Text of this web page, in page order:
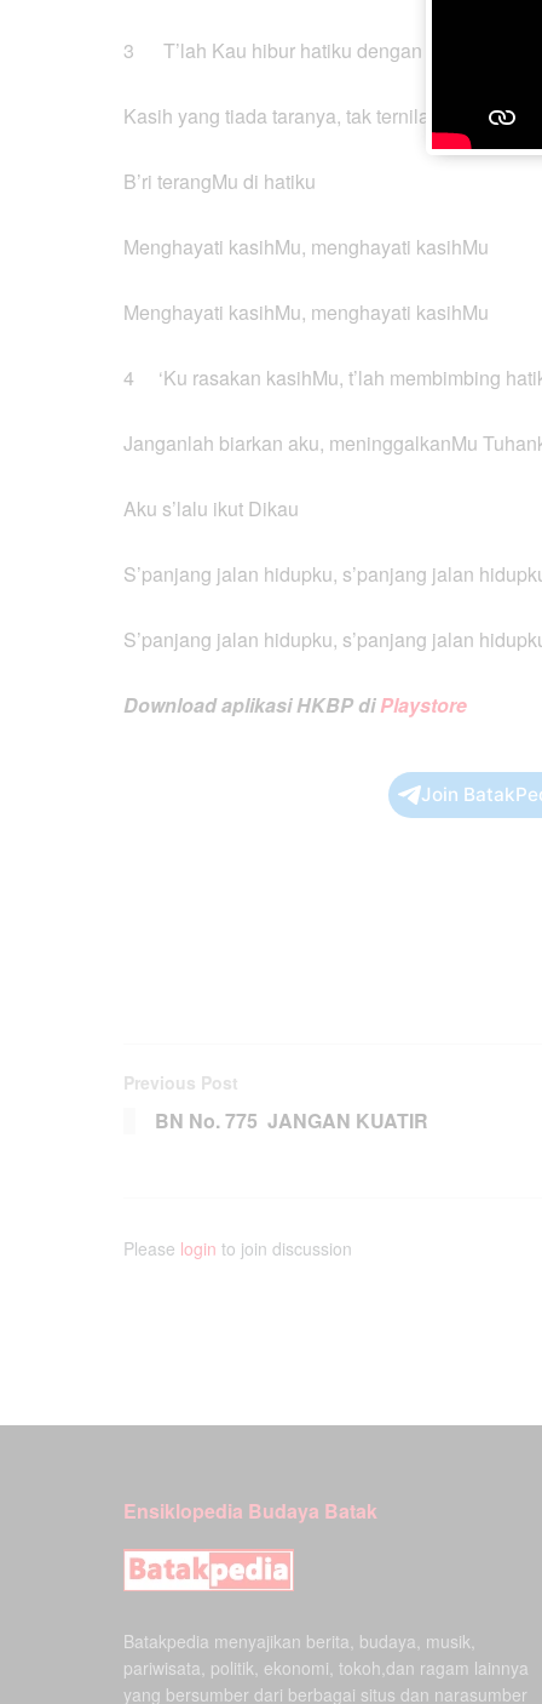
3 T’lah Kau hibur hatiku dengan kasih
Kasih yang tiada taranya, tak ternilai ukurannya
B’ri terangMu di hatiku
Menghayati kasihMu, menghayati kasihMu
Menghayati kasihMu, menghayati kasihMu
4 ‘Ku rasakan kasihMu, t’lah membimbing
Janganlah biarkan aku, meninggalkanMu
Aku s’lalu ikut Dikau
S’panjang jalan hidupku, s’panjang jalan
S’panjang jalan hidupku, s’panjang jalan
Download aplikasi HKBP diPlaystore
Join
Previous Post
BN No. 775 JANGAN KUATIR
Please login to join discussion
Ensiklopedia Budaya Batak
Batakpedia menyajikan berita, budaya, musik,
pariwisata, politik, ekonomi, tokoh,dan ragam lainnya
yang bersumber dari berbagai situs dan narasumber